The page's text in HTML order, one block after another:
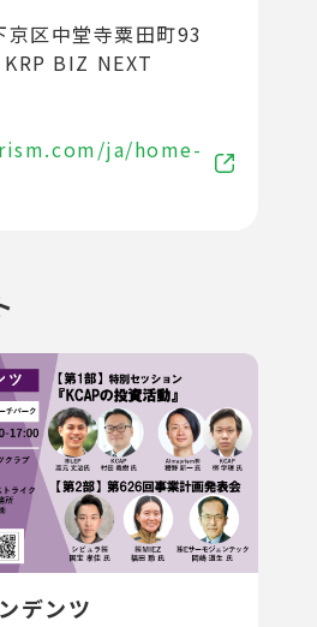
京区中堂寺粟田町93
BIZ NEXT
ja/home-
デンツ